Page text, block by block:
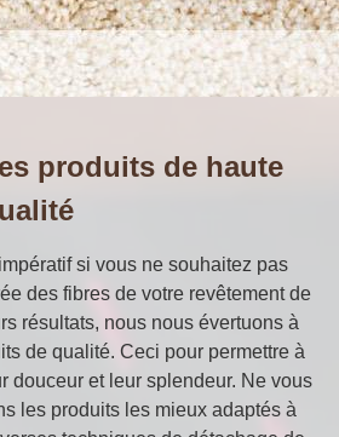
produits de haute
si vous ne souhaitez pas
des fibres de votre revêtement de
résultats, nous nous évertuons à
de qualité. Ceci pour permettre à
douceur et leur splendeur. Ne vous
les produits les mieux adaptés à